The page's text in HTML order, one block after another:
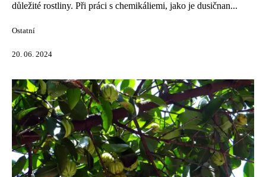
důležité rostliny. Při práci s chemikáliemi, jako je dusičnan...
Ostatní
20. 06. 2024